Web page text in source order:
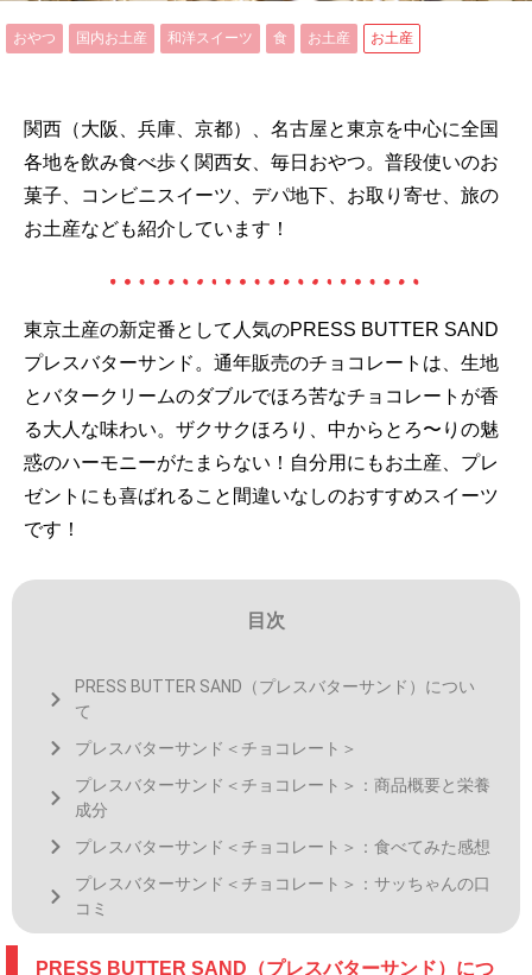
おやつ 国内お土産 和洋スイーツ 食 お土産 お土産
関西（大阪、兵庫、京都）、名古屋と東京を中心に全国
各地を飲み食べ歩く関西女、毎日おやつ。普段使いのお
菓子、コンビニスイーツ、デパ地下、お取り寄せ、旅の
お土産なども紹介しています！
東京土産の新定番として人気のPRESS BUTTER SAND
プレスバターサンド。通年販売のチョコレートは、生地
とバタークリームのダブルでほろ苦なチョコレートが香
る大人な味わい。ザクサクほろり、中からとろ〜りの魅
惑のハーモニーがたまらない！自分用にもお土産、プレ
ゼントにも喜ばれること間違いなしのおすすめスイーツ
です！
目次
PRESS BUTTER SAND（プレスバターサンド）につい
て
プレスバターサンド＜チョコレート＞
プレスバターサンド＜チョコレート＞：商品概要と栄養
成分
プレスバターサンド＜チョコレート＞：食べてみた感想
プレスバターサンド＜チョコレート＞：サッちゃんの口
コミ
PRESS BUTTER SAND（プレスバターサンド）につ